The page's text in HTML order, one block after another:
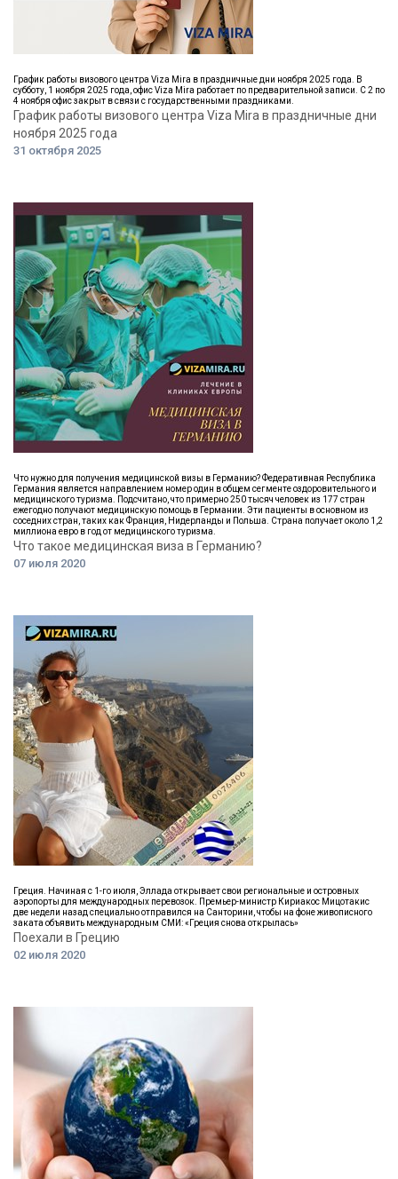
График работы визового центра Viza Mira в праздничные дни ноября 2025 года. В
субботу, 1 ноября 2025 года, офис Viza Mira работает по предварительной записи. С 2 по
4 ноября офис закрыт в связи с государственными праздниками.
График работы визового центра Viza Mira в праздничные дни
ноября 2025 года
31 октября 2025
Что нужно для получения медицинской визы в Германию? Федеративная Республика
Германия является направлением номер один в общем сегменте оздоровительного и
медицинского туризма. Подсчитано, что примерно 250 тысяч человек из 177 стран
ежегодно получают медицинскую помощь в Германии. Эти пациенты в основном из
соседних стран, таких как Франция, Нидерланды и Польша. Страна получает около 1,2
миллиона евро в год от медицинского туризма.
Что такое медицинская виза в Германию?
07 июля 2020
Греция. Начиная с 1-го июля, Эллада открывает свои региональные и островных
аэропорты для международных перевозок. Премьер-министр Кириакос Мицотакис
две недели назад специально отправился на Санторини, чтобы на фоне живописного
заката объявить международным СМИ: «Греция снова открылась»
Поехали в Грецию
02 июля 2020